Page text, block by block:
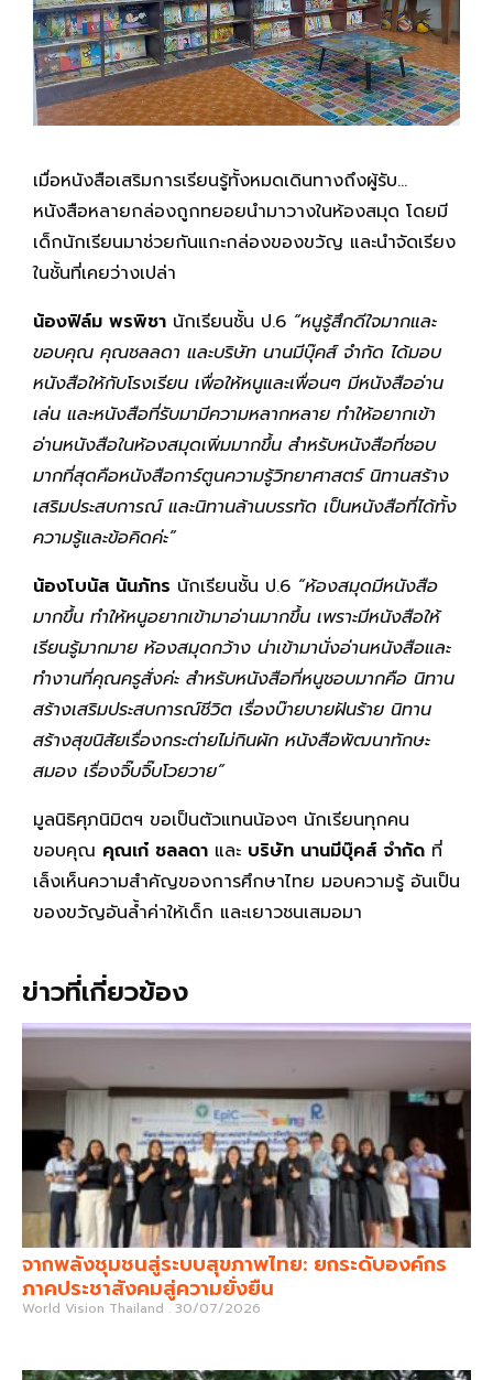
เมื่อหนังสือเสริมการเรียนรู้ทั้งหมดเดินทางถึงผู้รับ…
หนังสือหลายกล่องถูกทยอยนำมาวางในห้องสมุด โดยมี
เด็กนักเรียนมาช่วยกันแกะกล่องของขวัญ และนำจัดเรียง
ในชั้นที่เคยว่างเปล่า
น้องฟิล์ม พรพิชา นักเรียนชั้น ป.6 “หนูรู้สึกดีใจมากและ
ขอบคุณ คุณชลลดา และบริษัท นานมีบุ๊คส์ จำกัด ได้มอบ
หนังสือให้กับโรงเรียน เพื่อให้หนูและเพื่อนๆ มีหนังสืออ่าน
เล่น และหนังสือที่รับมามีความหลากหลาย ทำให้อยากเข้า
อ่านหนังสือในห้องสมุดเพิ่มมากขึ้น สำหรับหนังสือที่ชอบ
มากที่สุดคือหนังสือการ์ตูนความรู้วิทยาศาสตร์ นิทานสร้าง
เสริมประสบการณ์ และนิทานล้านบรรทัด เป็นหนังสือที่ได้ทั้ง
ความรู้และข้อคิดค่ะ”
น้องโบนัส นันภัทร นักเรียนชั้น ป.6 “ห้องสมุดมีหนังสือ
มากขึ้น ทำให้หนูอยากเข้ามาอ่านมากขึ้น เพราะมีหนังสือให้
เรียนรู้มากมาย ห้องสมุดกว้าง น่าเข้ามานั่งอ่านหนังสือและ
ทำงานที่คุณครูสั่งค่ะ สำหรับหนังสือที่หนูชอบมากคือ นิทาน
สร้างเสริมประสบการณ์ชีวิต เรื่องบ๊ายบายฝันร้าย นิทาน
สร้างสุขนิสัยเรื่องกระต่ายไม่กินผัก หนังสือพัฒนาทักษะ
สมอง เรื่องจิ๊บจิ๊บโวยวาย”
มูลนิธิศุภนิมิตฯ ขอเป็นตัวแทนน้องๆ นักเรียนทุกคน
ขอบคุณ คุณเก๋ ชลลดา และ บริษัท นานมีบุ๊คส์ จำกัด ที่
เล็งเห็นความสำคัญของการศึกษาไทย มอบความรู้ อันเป็น
ของขวัญอันล้ำค่าให้เด็ก และเยาวชนเสมอมา
ข่าวที่เกี่ยวข้อง
จากพลังชุมชนสู่ระบบสุขภาพไทย: ยกระดับองค์กร
ภาคประชาสังคมสู่ความยั่งยืน
World Vision Thailand 30/07/2026